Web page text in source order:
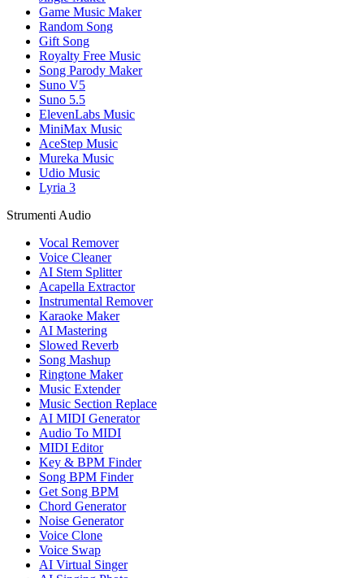
Game Music Maker
Random Song
Gift Song
Royalty Free Music
Song Parody Maker
Suno V5
Suno 5.5
ElevenLabs Music
MiniMax Music
AceStep Music
Mureka Music
Udio Music
Lyria 3
Strumenti Audio
Vocal Remover
Voice Cleaner
AI Stem Splitter
Acapella Extractor
Instrumental Remover
Karaoke Maker
AI Mastering
Slowed Reverb
Song Mashup
Ringtone Maker
Music Extender
Music Section Replace
AI MIDI Generator
Audio To MIDI
MIDI Editor
Key & BPM Finder
Song BPM Finder
Get Song BPM
Chord Generator
Noise Generator
Voice Clone
Voice Swap
AI Virtual Singer